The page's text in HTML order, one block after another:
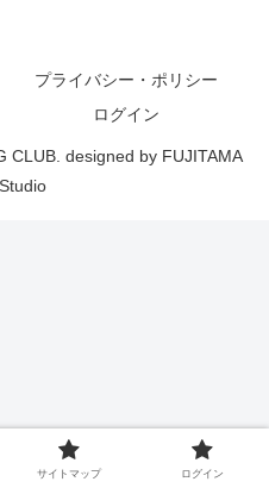
プライバシー・ポリシー
ログイン
CLUB. designed by FUJITAMA
サイトマップ ログイン